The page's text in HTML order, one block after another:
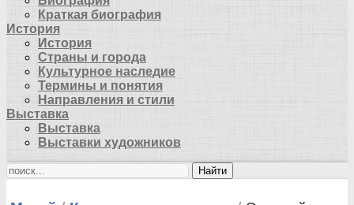
Краткая биография
История
История
Страны и города
Культурное наследие
Термины и понятия
Направления и стили
Выставка
Выставка
Выставки художников
Найти